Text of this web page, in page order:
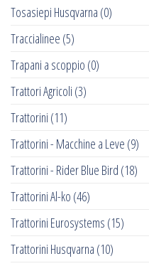
Tosasiepi Husqvarna (0)
Traccialinee (5)
Trapani a scoppio (0)
Trattori Agricoli (3)
Trattorini (11)
Trattorini - Macchine a Leve (9)
Trattorini - Rider Blue Bird (18)
Trattorini Al-ko (46)
Trattorini Eurosystems (15)
Trattorini Husqvarna (10)